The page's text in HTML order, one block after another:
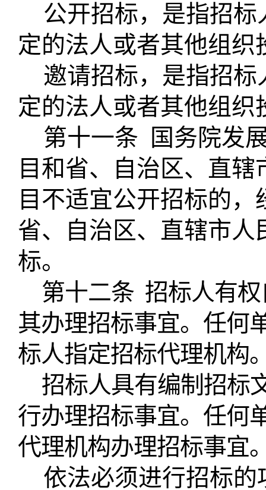
公开招标，是指招
定的法人或者其他组织
邀请招标，是指招
定的法人或者其他组织
第十一条 国务院发
目和省、自治区、直
目不适宜公开招标的
省、自治区、直辖市
标。
第十二条 招标人有
其办理招标事宜。任何
标人指定招标代理机构
招标人具有编制招标
行办理招标事宜。任何
代理机构办理招标事宜
依法必须进行招标